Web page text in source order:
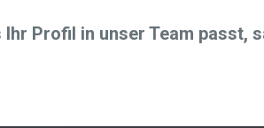
Ihr Profil in unser Team passt,